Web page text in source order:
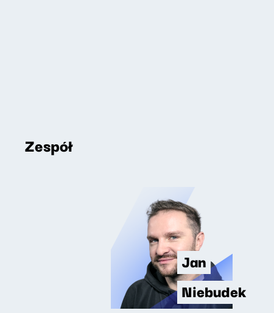
Zespół
Jan
Niebudek